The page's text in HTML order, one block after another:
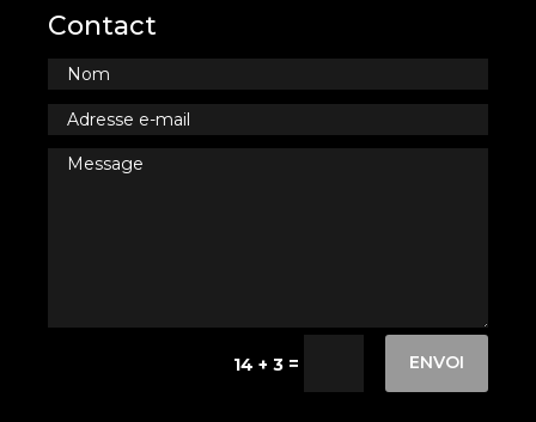
Contact
14 + 3 = ENVOI